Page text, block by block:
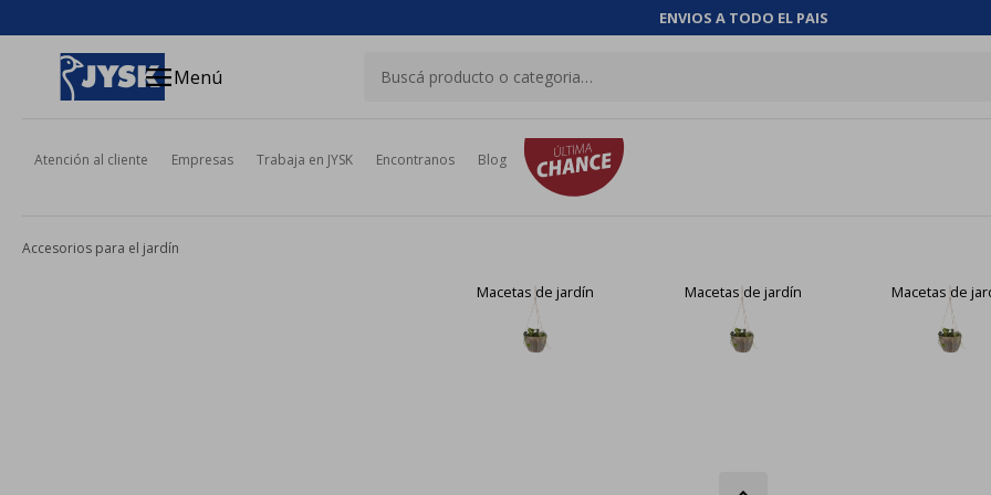
ENVIOS A TODO EL PAIS
menuMenú
Atención al cliente Empresas Trabaja en JYSK Encontranos Blog
Accesorios para el jardín
Macetas de jardín Macetas de jardín Macetas de
close